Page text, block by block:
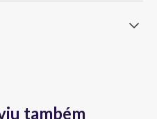
também